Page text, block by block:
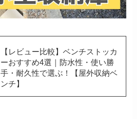
【レビュー比較】ベンチストッカ
ーおすすめ4選｜防水性・使い勝
手・耐久性で選ぶ！【屋外収納ベ
ンチ】